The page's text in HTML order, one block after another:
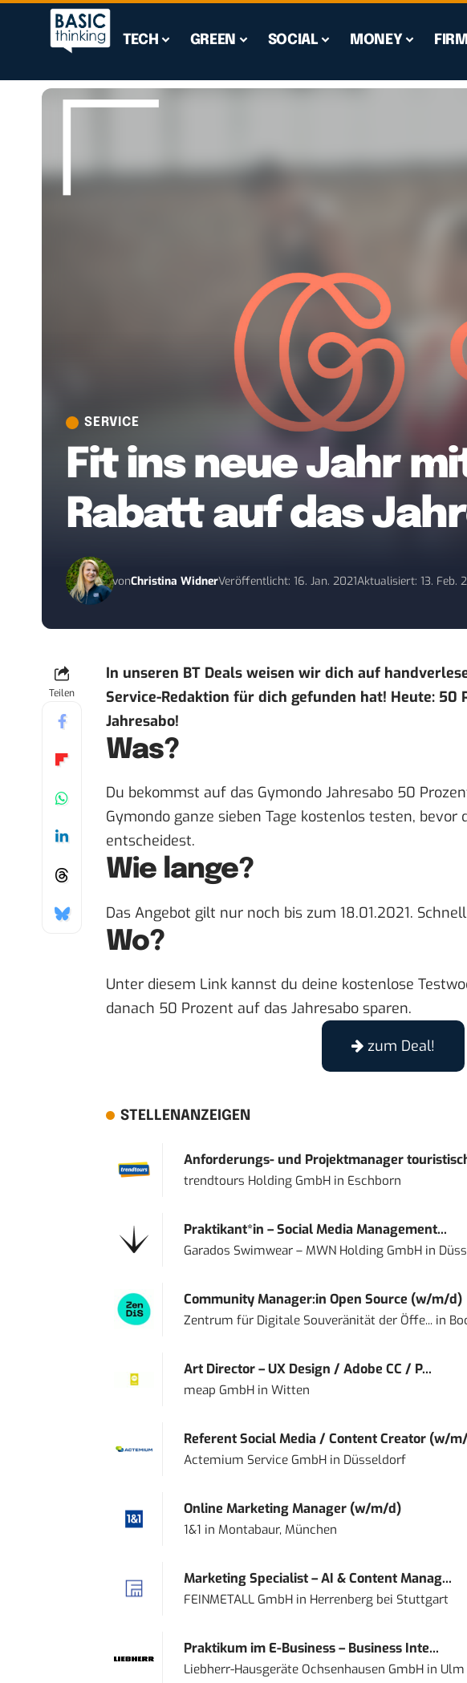
TECH GREEN SOCIAL MONEY
SERVICE
Fit ins neue Jahr
Rabatt auf das
vonChristina WidnerVeröffentlicht: 16. Jan. 2021Aktualisiert: 13. Feb.
Teilen
In unseren BT Deals weisen wir dich auf
Service-Redaktion für dich gefunden hat! Heute: 50
Jahresabo!
Was?
Du bekommst auf das Gymondo Jahresabo 50
Gymondo ganze sieben Tage kostenlos testen,
entscheidest.
Wie lange?
Das Angebot gilt nur noch bis zum 18.01.2021.
Wo?
Unter diesem Link kannst du deine kostenlose
danach 50 Prozent auf das Jahresabo sparen.
zum Deal!
STELLENANZEIGEN
Anforderungs- und Projektmanager
trendtours Holding GmbHin Eschborn
Praktikant*in – Social Media Management...
Garados Swimwear – MWN Holding GmbHin
Community Manager:in Open Source (w/m/d)
Zentrum für Digitale Souveränität der Öffe...in
Art Director – UX Design / Adobe CC / P...
meap GmbHin Witten
Referent Social Media / Content Creator (w/
Actemium Service GmbHin Düsseldorf
Online Marketing Manager (w/m/d)
1&1 in Montabaur, München
Marketing Specialist – AI & Content Manag...
FEINMETALL GmbHin Herrenberg bei Stuttgart
Praktikum im E-Business – Business Inte...
Liebherr-Hausgeräte Ochsenhausen GmbHin Ulm